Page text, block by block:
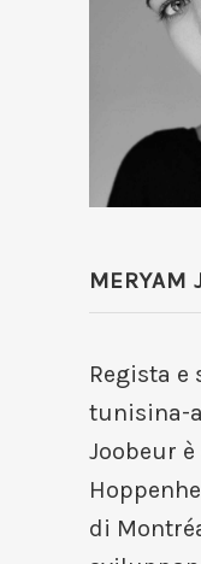
MERYAM
Regista e
tunisina-
Joobeur
di